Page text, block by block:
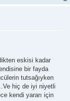
eskisi kadar
bir fayda
tutsağıyken
hiç de iyi niyetli
kendi yararı için